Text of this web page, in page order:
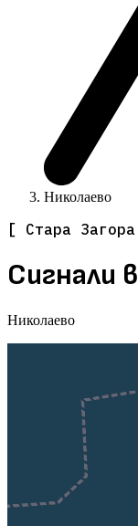
Николаево
[ Стара
Сигнали
Николаево